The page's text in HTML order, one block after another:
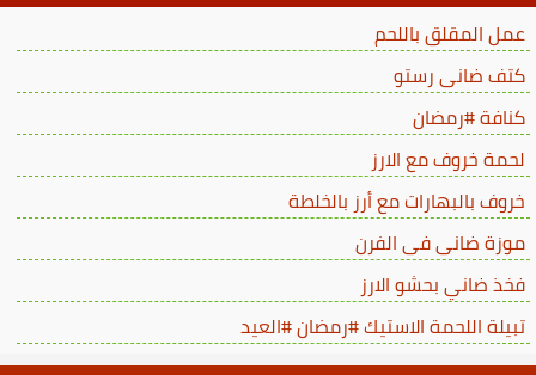
عمل المقلق باللحم
كتف ضانى رستو
كنافة #رمضان
لحمة خروف مع الارز
خروف بالبهارات مع أرز بالخلطة
موزة ضانى فى الفرن
فخذ ضاني بحشو الارز
تبيلة اللحمة الاستيك #رمضان #العيد